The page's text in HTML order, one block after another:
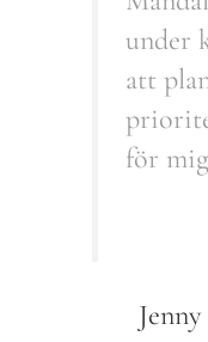
under
att
för